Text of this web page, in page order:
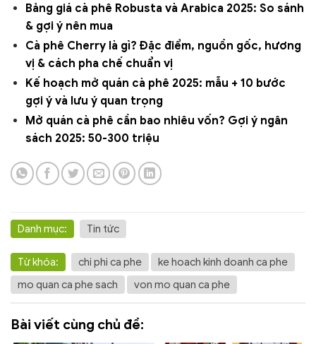
Bảng giá cà phê Robusta và Arabica 2025: So sánh
& gợi ý nên mua
Cà phê Cherry là gì? Đặc điểm, nguồn gốc, hương
vị & cách pha chế chuẩn vị
Kế hoạch mở quán cà phê 2025: mẫu + 10 bước
gợi ý và lưu ý quan trọng
Mở quán cà phê cần bao nhiêu vốn? Gợi ý ngân
sách 2025: 50-300 triệu
Danh mục: Tin tức
Từ khóa: chi phi ca phe
ke hoach kinh doanh ca phe
mo quan ca phe sach
von mo quan ca phe
Bài viết cùng chủ đề: